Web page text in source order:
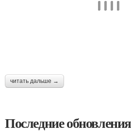
читать дальше →
Последние